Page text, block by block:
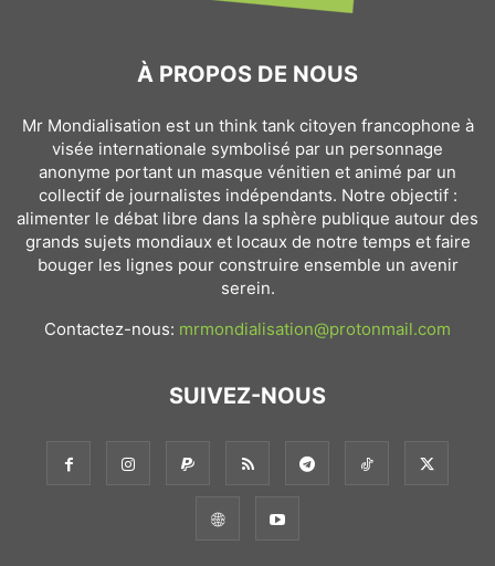
À PROPOS DE NOUS
Mr Mondialisation est un think tank citoyen francophone à
visée internationale symbolisé par un personnage
anonyme portant un masque vénitien et animé par un
collectif de journalistes indépendants. Notre objectif :
alimenter le débat libre dans la sphère publique autour des
grands sujets mondiaux et locaux de notre temps et faire
bouger les lignes pour construire ensemble un avenir
serein.
Contactez-nous: mrmondialisation@protonmail.com
SUIVEZ-NOUS